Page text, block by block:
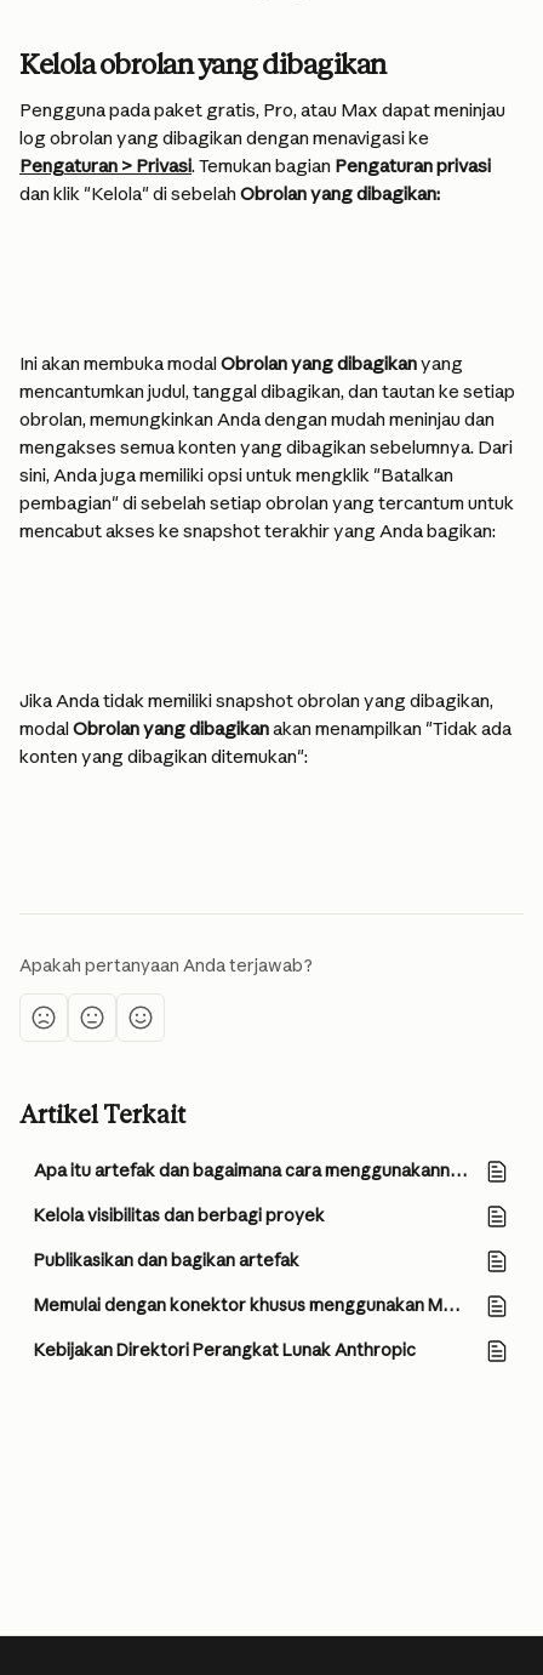
Kelola obrolan yang dibagikan
Pengguna pada paket gratis, Pro, atau Max dapat meninjau
log obrolan yang dibagikan dengan menavigasi ke
Pengaturan > Privasi. Temukan bagian Pengaturan privasi
dan klik "Kelola" di sebelah Obrolan yang dibagikan:
Ini akan membuka modal Obrolan yang dibagikan yang
mencantumkan judul, tanggal dibagikan, dan tautan ke setiap
obrolan, memungkinkan Anda dengan mudah meninjau dan
mengakses semua konten yang dibagikan sebelumnya. Dari
sini, Anda juga memiliki opsi untuk mengklik "Batalkan
pembagian" di sebelah setiap obrolan yang tercantum untuk
mencabut akses ke snapshot terakhir yang Anda bagikan:
Jika Anda tidak memiliki snapshot obrolan yang dibagikan,
modal Obrolan yang dibagikan akan menampilkan "Tidak ada
konten yang dibagikan ditemukan":
Apakah pertanyaan Anda terjawab?
Artikel Terkait
Apa itu artefak dan bagaimana cara menggunakannya?
Kelola visibilitas dan berbagi proyek
Publikasikan dan bagikan artefak
Memulai dengan konektor khusus menggunakan MCP jarak jauh
Kebijakan Direktori Perangkat Lunak Anthropic